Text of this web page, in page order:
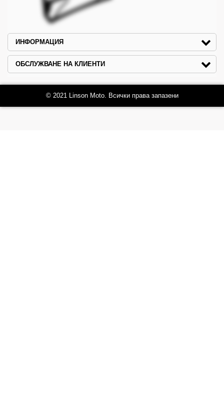
ИНФОРМАЦИЯ
ОБСЛУЖВАНЕ НА КЛИЕНТИ
© 2021 Linson Moto. Всички права запазени